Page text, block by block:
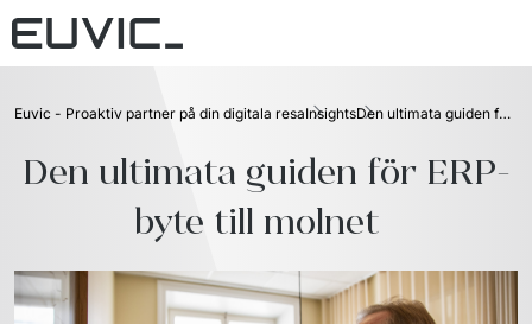
Digital solutions
IT-outsourcing
Advisory & digital transformation
Branscher
Industri och tillverkning
Plattform
The good people
Case
Euvic - Proaktiv partner på din digitala resaInsights Den ultimata guiden för ERP-system byte till molnet
Den ultimata guiden för ERP-
byte till molnet